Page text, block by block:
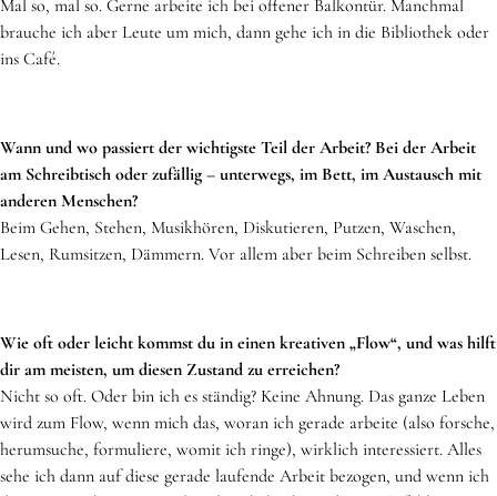
Mal so, mal so. Gerne arbeite ich bei offener Balkontür. Manchmal
brauche ich aber Leute um mich, dann gehe ich in die Bibliothek oder
ins Café.
Wann und wo passiert der wichtigste Teil der Arbeit? Bei der Arbeit
am Schreibtisch oder zufällig – unterwegs, im Bett, im Austausch mit
anderen Menschen?
Beim Gehen, Stehen, Musikhören, Diskutieren, Putzen, Waschen,
Lesen, Rumsitzen, Dämmern. Vor allem aber beim Schreiben selbst.
Wie oft oder leicht kommst du in einen kreativen „Flow“, und was hilft
dir am meisten, um diesen Zustand zu erreichen?
Nicht so oft. Oder bin ich es ständig? Keine Ahnung. Das ganze Leben
wird zum Flow, wenn mich das, woran ich gerade arbeite (also forsche,
herumsuche, formuliere, womit ich ringe), wirklich interessiert. Alles
sehe ich dann auf diese gerade laufende Arbeit bezogen, und wenn ich